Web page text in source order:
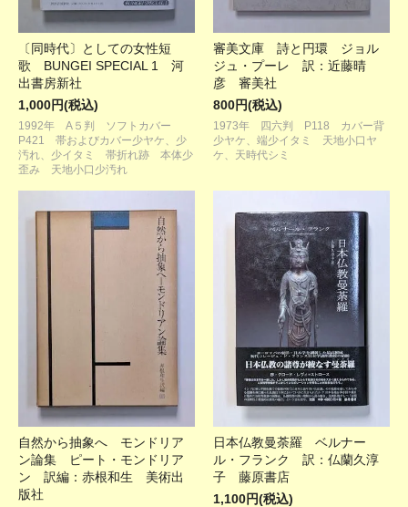
〔同時代〕としての女性短
歌 BUNGEI SPECIAL 1 河
出書房新社
1,000円(税込)
1992年 A５判 ソフトカバー
P421 帯およびカバー少ヤケ、少
汚れ、少イタミ 帯折れ跡 本体少
歪み 天地小口少汚れ
審美文庫 詩と円環 ジョル
ジュ・プーレ 訳：近藤晴
彦 審美社
800円(税込)
1973年 四六判 P118 カバー背
少ヤケ、端少イタミ 天地小口ヤ
ケ、天時代シミ
自然から抽象へ モンドリア
ン論集 ピート・モンドリア
ン 訳編：赤根和生 美術出
版社
日本仏教曼荼羅 ベルナー
ル・フランク 訳：仏蘭久淳
子 藤原書店
1,100円(税込)